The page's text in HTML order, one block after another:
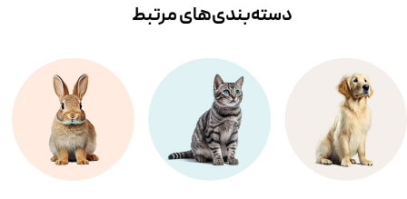
دسته‌بندی‌‌های مرتبط